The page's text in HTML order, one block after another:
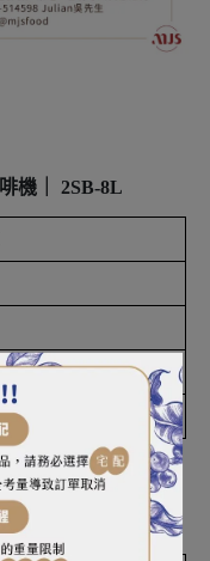
機｜ 2SB-8L
機｜ 2-14L